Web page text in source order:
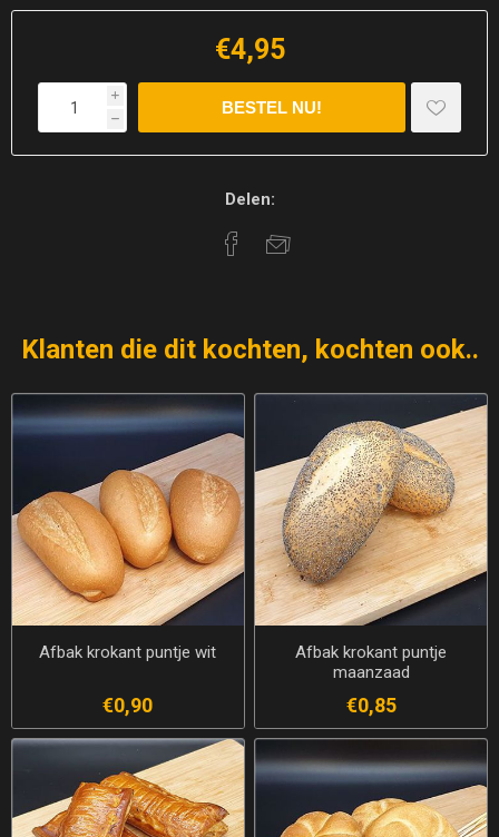
€4,95
i
h
Delen:
Klanten die dit kochten, kochten ook..
Afbak krokant puntje wit
€0,90
Afbak krokant puntje
maanzaad
€0,85